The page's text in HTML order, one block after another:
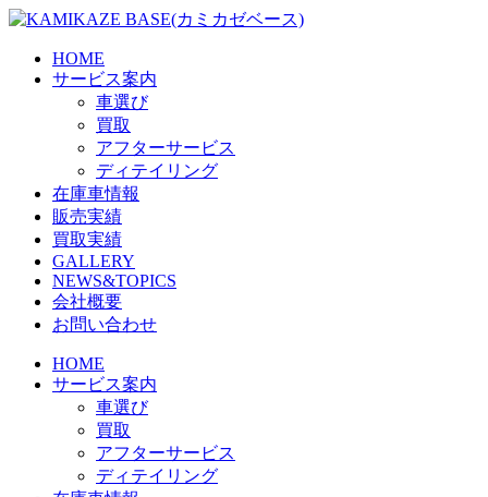
Skip
content
HOME
サービス案内
車選び
買取
アフターサービス
ディテイリング
在庫車情報
販売実績
買取実績
GALLERY
NEWS&TOPICS
会社概要
お問い合わせ
HOME
サービス案内
車選び
買取
アフターサービス
ディテイリング